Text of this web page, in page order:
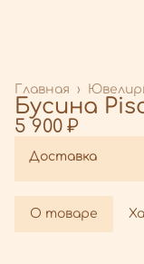
Главная ›
Бусина
5 900 ₽
Доставка
О товаре